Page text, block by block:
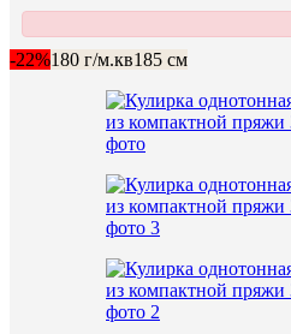
-22%180 г/м.кв185 см